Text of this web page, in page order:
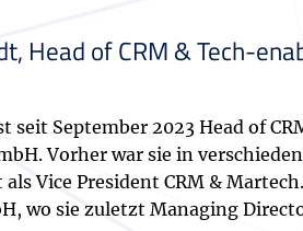
Head of CRM & Tech-
September 2023 Head of
Vorher war sie in
Vice President CRM &
wo sie zuletzt Managing